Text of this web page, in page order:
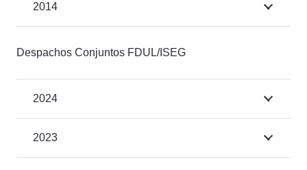
2014
Despachos Conjuntos FDUL/ISEG
2024
2023